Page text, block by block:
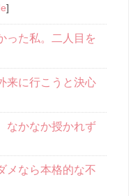
]
った私。二人目を
来に行こうと決心
なかなか授かれず
メなら本格的な不